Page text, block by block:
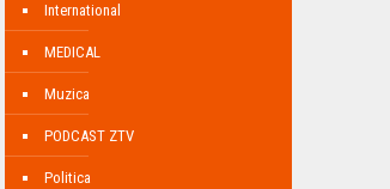
International
MEDICAL
Muzica
PODCAST ZTV
Politica